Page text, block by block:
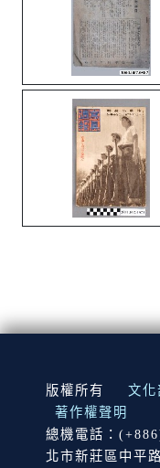
:::
版權所有 文化
著作權聲明
總機電話：
北市新莊區中平